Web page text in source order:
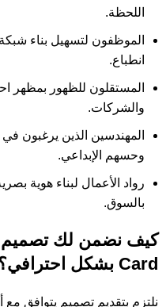
اللحظة.
الموظفون لتسهيل بناء
انطباع.
المستقلون للظهور بمظهر
والشركات.
المهندسين الذين يرغبون
وحسهم الإبداعي.
رواد الأعمال لبناء هوية
بالسوق.
Card بشكل احترافي؟
نلتزم بتقديم تصميم يتوافق